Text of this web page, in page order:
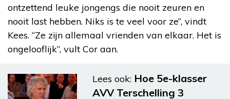
ontzettend leuke jongengs die nooit zeuren en
nooit last hebben. Niks is te veel voor ze”, vindt
Kees. “Ze zijn allemaal vrienden van elkaar. Het is
ongelooflijk”, vult Cor aan.
Lees ook: Hoe 5e-klasser
AVV Terschelling 3